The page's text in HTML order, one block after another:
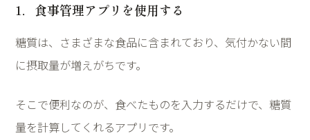
1．食事管理アプリを使用する
糖質は、さまざまな食品に含まれており、気付かない間
に摂取量が増えがちです。
そこで便利なのが、食べたものを入力するだけで、糖質
量を計算してくれるアプリです。